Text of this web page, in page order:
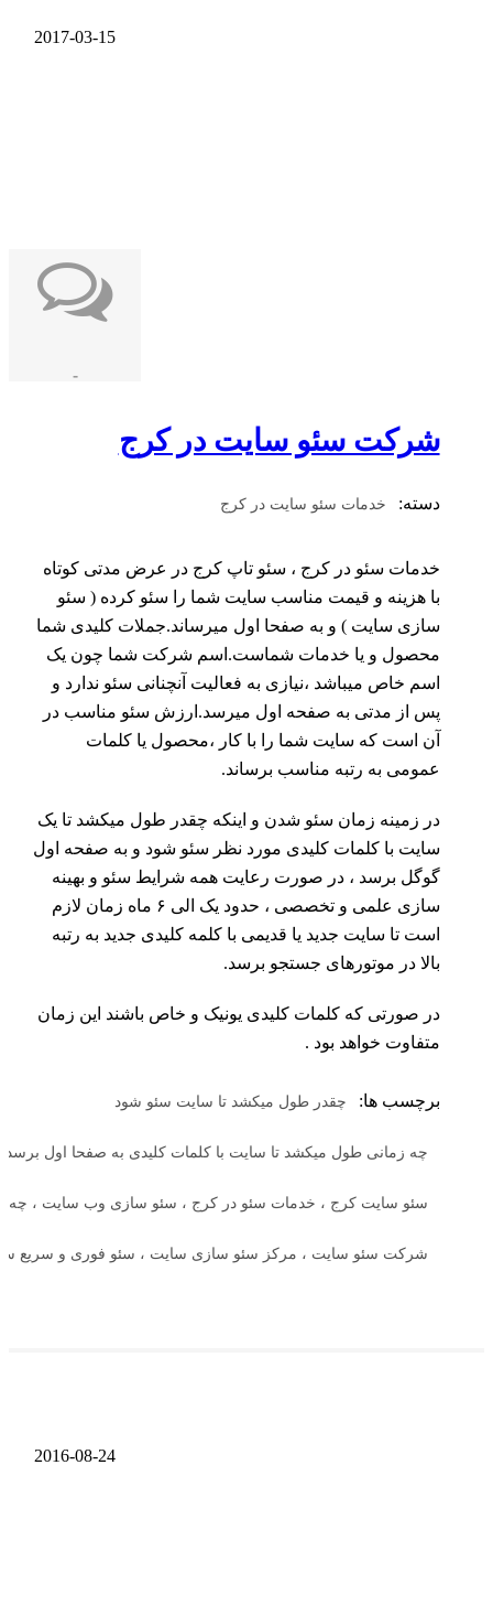
2017-03-15
-
شرکت سئو سایت در کرج
دسته: خدمات سئو سایت در کرج
خدمات سئو در کرج ، سئو تاپ کرج در عرض مدتی کوتاه
با هزینه و قیمت مناسب سایت شما را سئو کرده ( سئو
سازی سایت ) و به صفحا اول میرساند.جملات کلیدی شما
محصول و یا خدمات شماست.اسم شرکت شما چون یک
اسم خاص میباشد ،نیازی به فعالیت آنچنانی سئو ندارد و
پس از مدتی به صفحه اول میرسد.ارزش سئو مناسب در
آن است که سایت شما را با کار ،محصول یا کلمات
عمومی به رتبه مناسب برساند.
در زمینه زمان سئو شدن و اینکه چقدر طول میکشد تا یک
سایت با کلمات کلیدی مورد نظر سئو شود و به صفحه اول
گوگل برسد ، در صورت رعایت همه شرایط سئو و بهینه
سازی علمی و تخصصی ، حدود یک الی ۶ ماه زمان لازم
است تا سایت جدید یا قدیمی با کلمه کلیدی جدید به رتبه
بالا در موتورهای جستجو برسد.
در صورتی که کلمات کلیدی یونیک و خاص باشند این زمان
متفاوت خواهد بود .
برچسب ها: چقدر طول میکشد تا سایت سئو شود
چه زمانی طول میکشد تا سایت با کلمات کلیدی به صفحا اول برسد
سئو سایت کرج ، خدمات سئو در کرج ، سئو سازی وب سایت ، چه
شرکت سئو سایت ، مرکز سئو سازی سایت ، سئو فوری و سریع
2016-08-24